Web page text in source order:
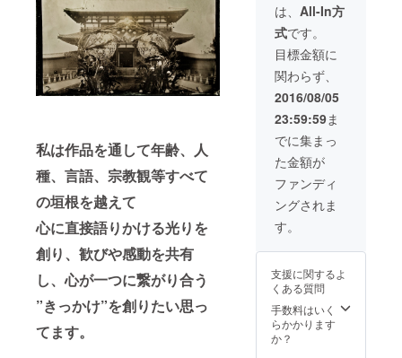
私は作品を通して年齢、人
種、言語、宗教観等すべて
の垣根を越えて
心に直接語りかける光りを
創り、歓びや感動を共有
し、心が一つに繋がり合う
”きっかけ”を創りたい思っ
てます。
点灯す
ると見
る角度
により
様々な
色を放
出しマ
ジカル
な輝き
を魅せ
ます。
size 縦
約80cm
/ 横 約
45cm /
は、 All-In方
式です。
目標金額に
関わらず、
2016/08/05
23:59:59ま
でに集まっ
た金額が
ファンディ
ングされま
す。
支援に関するよ
くある質問
手数料はいく
らかかります
か？